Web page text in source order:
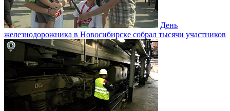
День
железнодорожника в Новосибирске собрал тысячи участников